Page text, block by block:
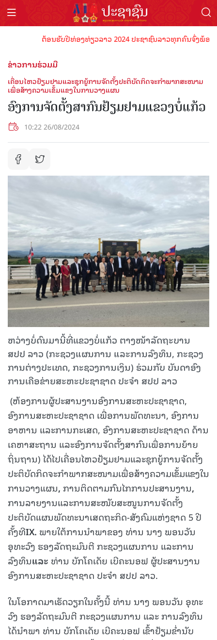
ຕ້ອນຮັບປີທ່ອງທ່ຽວລາວ 2024 ປະຊາຊົນລາວທຸກຄົນຈົ່ງພ້ອມ
ຂ່າວການຮ່ວມມື
ເຄື່ອນໄຫວຢ້ຽມຢາມແລະຊຸກຍູ້ການຈັດຕັ້ງປະຕິບັດກິດຈະກຳພາກສະໜາມ
ເພື່ອສ້າງຄວາມເຂັ້ມແຂງໃນການວາງແຜນ
ອົງການຈັດຕັ້ງສາກົນຢ້ຽມຢາມແຂວງບໍ່ແກ້ວ
10:22 26/08/2024
ຫວ່າງບໍ່ດົນມານີ້ທີ່ແຂວງບໍ່ແກ້ວ ຕາງໜ້າລັດຖະບານ
ສປປ ລາວ (ກະຊວງແຜນການ ແລະການລົງທຶນ, ກະຊວງ
ການຕ່າງປະເທດ, ກະຊວງການເງິນ) ຮ່ວມກັບ ບັນດາອົງ
ການເຄືອຂ່າຍສະຫະປະຊາຊາດ ປະຈຳ ສປປ ລາວ
(ຫ້ອງການຜູ້ປະສານງານອົງການສະຫະປະຊາຊາດ,
ອົງການສະຫະປະຊາຊາດ ເພື່ອການພັດທະນາ, ອົງການ
ອາຫານ ແລະການກະເສດ, ອົງການສະຫະປະຊາຊາດ ດ້ານ
ເຄຫາສະຖານ ແລະອົງການຈັດຕັ້ງສາກົນເພື່ອການຍ້າຍ
ຖິ່ນຖານ) ໄດ້ໄປເຄື່ອນໄຫວຢ້ຽມຢາມແລະຊຸກຍູ້ການຈັດຕັ້ງ
ປະຕິບັດກິດຈະກຳພາກສະໜາມເພື່ອສ້າງຄວາມເຂັ້ມແຂງໃນ
ການວາງແຜນ, ການຕິດຕາມກົນໄກການປະສານງານ,
ການລາຍງານແລະການສະໜັບສະໜູນການຈັດຕັ້ງ
ປະຕິບັດແຜນພັດທະນາເສດຖະກິດ-ສັງຄົມແຫ່ງຊາດ 5 ປີ
ຄັ້ງທີIX. ພາຍໃຕ້ການນຳພາຂອງ ທ່ານ ນາງ ພອນວັນ
ອຸທະວົງ ຮອງລັດຖະມົນຕີ ກະຊວງແຜນການ ແລະການ
ລົງທຶນແລະ ທ່ານ ບັກໂຄເດັຍ ເບີຄະນອຟ ຜູ້ປະສານງານ
ອົງການສະຫະປະຊາຊາດ ປະຈຳ ສປປ ລາວ.
ໃນໂອກາດມາເຮັດວຽກໃນຄັ້ງນີ້ ທ່ານ ນາງ ພອນວັນ ອຸທະ
ວົງ ຮອງລັດຖະມົນຕີ ກະຊວງແຜນການ ແລະ ການລົງທຶນ
ໄດ້ນໍາພາ ທ່ານ ບັກໂຄເດັຍ ເບີຄະນອຟ ເຂົ້າຢ້ຽມຂໍ່ານັບ